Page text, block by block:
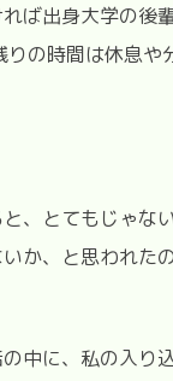
ば出身大学の後
りの時間は休息や
、とてもじゃな
か、と思われた
中に、私の入り